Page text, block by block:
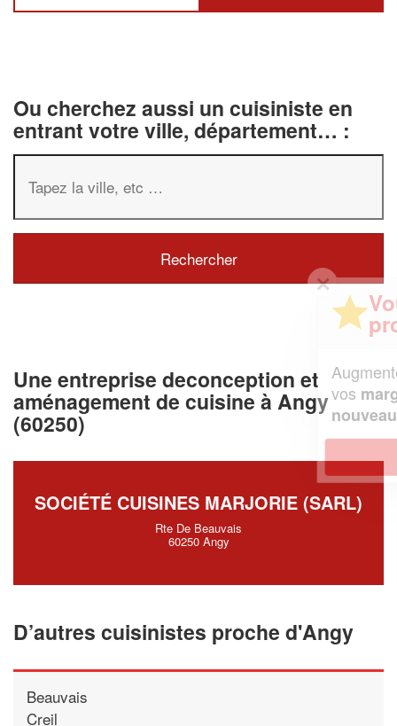
Ou cherchez aussi un cuisiniste en
entrant votre ville, département… :
Une entreprise deconception et
aménagement de cuisine à Angy
(60250)
SOCIÉTÉ CUISINES MARJORIE (SARL)
Rte De Beauvais
60250 Angy
D’autres cuisinistes proche d'Angy
Beauvais
Creil
✕
Augmentez votrechiffre d'affaireset
vosmargestout en gagnant de
nouveaux clients!
En savoir plus